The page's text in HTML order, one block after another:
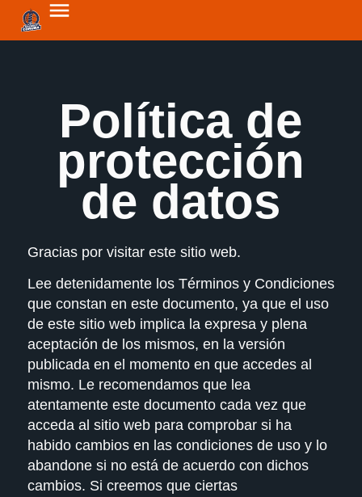
Política de
protección
de datos
Gracias por visitar este sitio web.
Lee detenidamente los Términos y Condiciones
que constan en este documento, ya que el uso
de este sitio web implica la expresa y plena
aceptación de los mismos, en la versión
publicada en el momento en que accedes al
mismo. Le recomendamos que lea
atentamente este documento cada vez que
acceda al sitio web para comprobar si ha
habido cambios en las condiciones de uso y lo
abandone si no está de acuerdo con dichos
cambios. Si creemos que ciertas